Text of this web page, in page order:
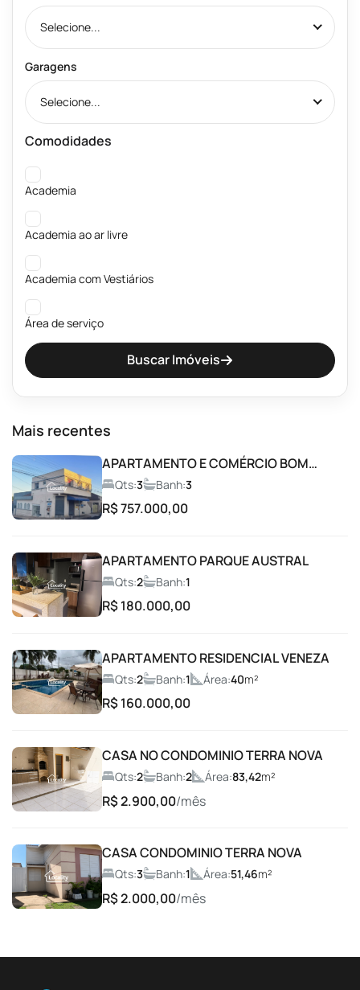
Selecione...
Garagens
Selecione...
Comodidades
Academia
Academia ao ar livre
Academia com Vestiários
Área de serviço
Banheiros públicos Masculino e Feminino
Brinquedoteca
Campo de Futebol
Churrasqueira
Coworking
Espaço Fitness
Espaço gourmet
Espaço Gourmet com Churrasqueira
Espaço Lava e Seca
Espaço Pet
Buscar Imóveis
Mais recentes
APARTAMENTO E COMÉRCIO BOM
RETIRO
Qts:3 Banh:3
R$ 757.000,00
APARTAMENTO PARQUE AUSTRAL
Qts:2 Banh:1
R$ 180.000,00
APARTAMENTO RESIDENCIAL VENEZA
Qts:2 Banh:1 Área:40m²
R$ 160.000,00
CASA NO CONDOMINIO TERRA NOVA
Qts:2 Banh:2 Área:83,42m²
R$ 2.900,00/mês
CASA CONDOMINIO TERRA NOVA
Qts:3 Banh:1 Área:51,46m²
R$ 2.000,00/mês